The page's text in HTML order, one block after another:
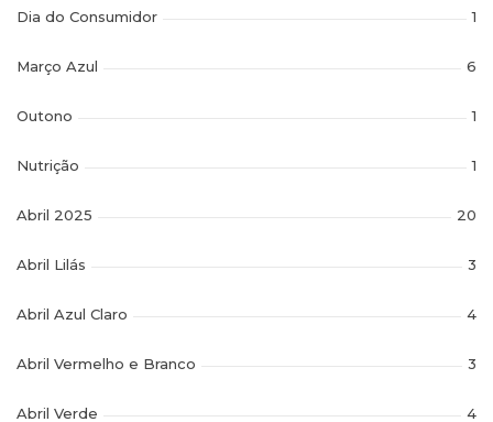
Dia do Consumidor 1
Março Azul 6
Outono 1
Nutrição 1
Abril 2025 20
Abril Lilás 3
Abril Azul Claro 4
Abril Vermelho e Branco 3
Abril Verde 4